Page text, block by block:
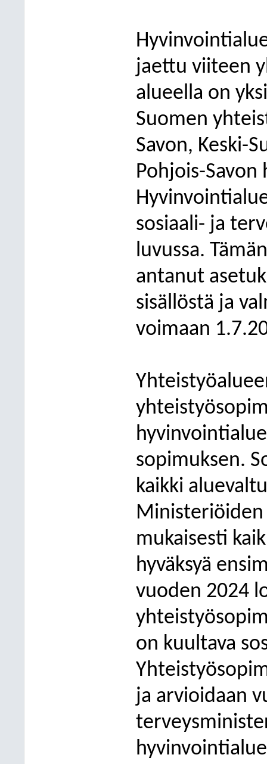
jaettu viiteen
alueella on
Suomen
Savon, Keski-
Pohjois-
sosiaali- ja
luvussa.
antanut
sisällöstä ja
voimaan
sopimuksen.
kaikki
mukaisesti
hyväksyä
vuoden 2024
on kuultava
ja arvioidaan